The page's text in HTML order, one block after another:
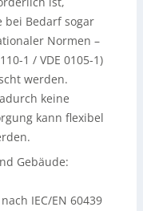
bei Bedarf sogar
Normen –
1 / VDE 0105-1)
werden.
keine
kann flexibel
Gebäude:
IEC/EN 60439